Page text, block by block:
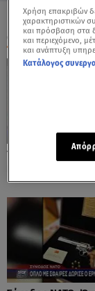
ΟΛΑ ΤΑ
Το Star Στο Κέντρο
Χρήση επακριβών
χαρακτηριστικών
και πρόσβαση στα
και περιεχόμενο,
και ανάπτυξη
Κατάλογος